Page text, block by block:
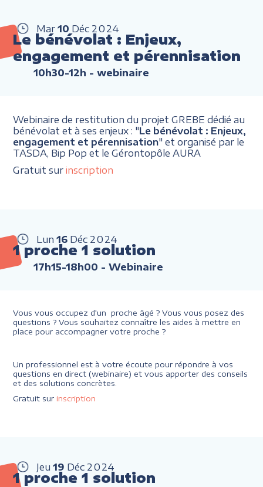
Mar 10 Déc 2024
Le bénévolat : Enjeux,
engagement et pérennisation
10h30-12h - webinaire
Webinaire de restitution du projet GREBE dédié au
bénévolat et à ses enjeux : "Le bénévolat : Enjeux,
engagement et pérennisation" et organisé par le
TASDA, Bip Pop et le Gérontopôle AURA
Gratuit surinscription
Lun 16 Déc 2024
1 proche 1 solution
17h15-18h00 - Webinaire
Vous vous occupez d'un proche âgé ? Vous vous posez des
questions ? Vous souhaitez connaître les aides à mettre en
place pour accompagner votre proche ?
Un professionnel est à votre écoute pour répondre à vos
questions en direct (webinaire) et vous apporter des conseils
et des solutions concrètes.
Gratuit sur inscription
Jeu 19 Déc 2024
1 proche 1 solution